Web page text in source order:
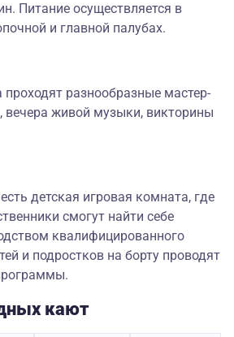
Питание осуществляется в
и главной палубах.
проходят разнообразные мастер-
вечера живой музыки, викторины
детская игровая комната, где
смогут найти себе
квалифицированного
и подростков на борту проводят
кают